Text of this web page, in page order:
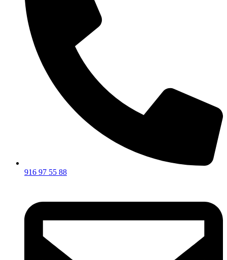
916 97 55 88